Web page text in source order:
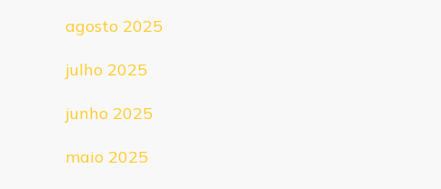
agosto 2025
julho 2025
junho 2025
maio 2025